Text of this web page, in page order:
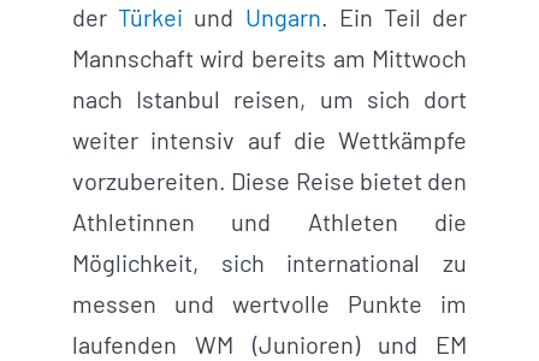
derTürkei und Ungarn . Ein Teil der
Mannschaft wird bereits am Mittwoch
nach Istanbul reisen, um sich dort
weiter intensiv auf die Wettkämpfe
vorzubereiten. Diese Reise bietet den
Athletinnen und Athleten die
Möglichkeit, sich international zu
messen und wertvolle Punkte im
laufenden WM (Junioren) und EM